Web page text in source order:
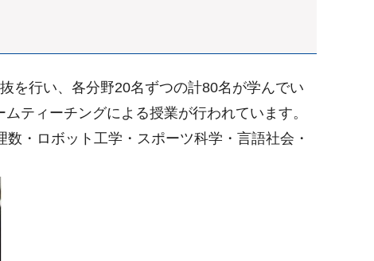
を行い、各分野20名ずつの計80名が学んでい
ティーチングによる授業が行われています。
・ロボット工学・スポーツ科学・言語社会・